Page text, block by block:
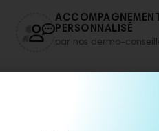
ACCOMPAGNEMENT
PERSONNALISÉ
par nos dermo-